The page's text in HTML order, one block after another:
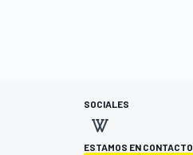
SOCIALES
ESTAMOS EN CONTACTO